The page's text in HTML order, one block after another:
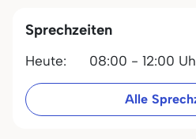
Sprechzeiten
Heute: 08:00 - 12:00
Alle